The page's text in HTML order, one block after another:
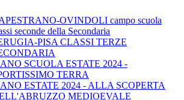
OVINDOLI campo scuola
seconde della Secondaria
PISA CLASSI TERZE
SCUOLA ESTATE 2024 -
TERRA
ESTATE 2024 - ALLA SCOPERTA
MEDIOEVALE